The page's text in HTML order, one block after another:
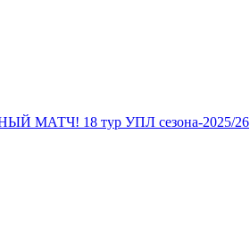
МАТЧ! 18 тур УПЛ сезона-2025/26